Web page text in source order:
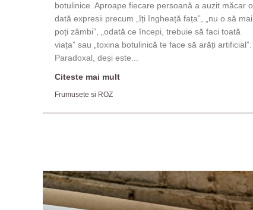
botulinice. Aproape fiecare persoană a auzit măcar o
dată expresii precum „îți îngheață fața”, „nu o să mai
poți zâmbi”, „odată ce începi, trebuie să faci toată
viața” sau „toxina botulinică te face să arăți artificial”.
Paradoxal, deși este...
Citeste mai mult
Frumusete si ROZ